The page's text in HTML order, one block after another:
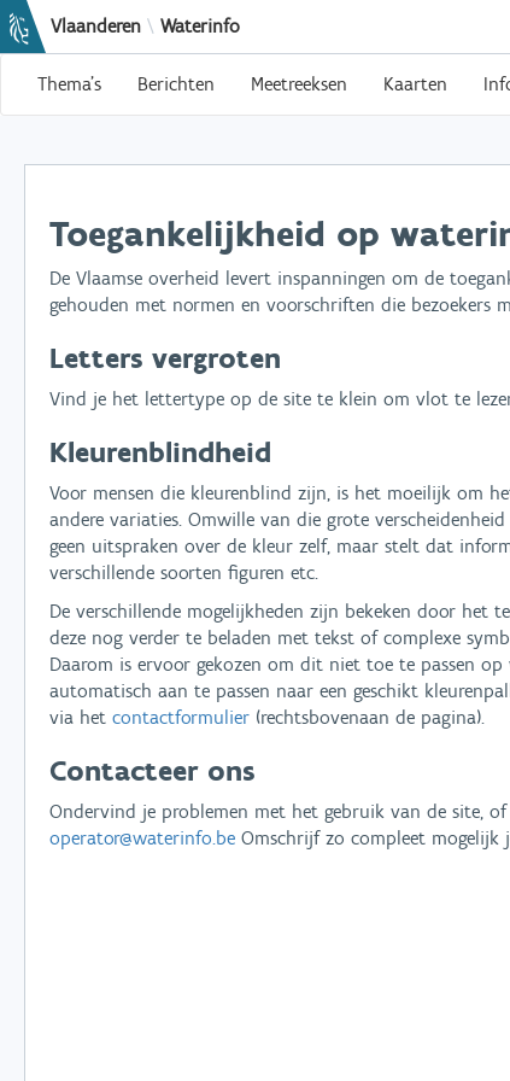
Vlaanderen \ Waterinfo
Thema's Berichten Meetreeksen Kaarten
Toegankelijkheid op
De Vlaamse overheid levert inspanningen om de
gehouden met normen en voorschriften die bezoekers
Letters vergroten
Vind je het lettertype op de site te klein om vlot te
Kleurenblindheid
Voor mensen die kleurenblind zijn, is het moeilijk om
andere variaties. Omwille van die grote
geen uitspraken over de kleur zelf, maar stelt dat
verschillende soorten figuren etc.
De verschillende mogelijkheden zijn bekeken door het
deze nog verder te beladen met tekst of complexe
Daarom is ervoor gekozen om dit niet toe te passen
automatisch aan te passen naar een geschikt
via het contactformulier (rechtsbovenaan de pagina).
Contacteer ons
Ondervind je problemen met het gebruik van de site,
operator@waterinfo.be Omschrijf zo compleet mogelijk